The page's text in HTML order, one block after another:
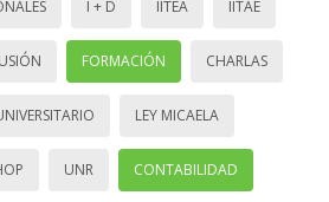
I + D IITEA IITAE
FORMACIÓN CHARLAS
LEY MICAELA
UNR CONTABILIDAD